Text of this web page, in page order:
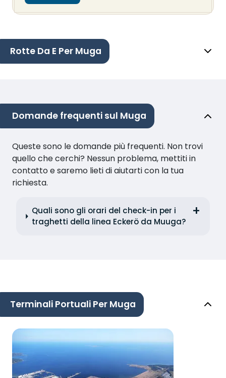
Rotte Da E Per Muga
Domande frequenti sul Muga
Queste sono le domande più frequenti. Non trovi
quello che cerchi? Nessun problema, mettiti in
contatto e saremo lieti di aiutarti con la tua
richiesta.
Quali sono gli orari del check-in per i
traghetti della linea Eckerö da Muuga?
Terminali Portuali Per Muga